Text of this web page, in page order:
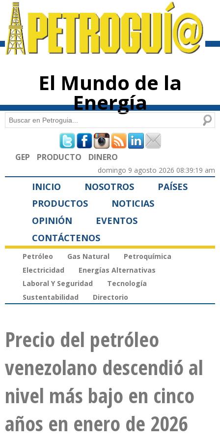
contenido
El Mundo de la
Energía
Formulario de búsqueda
Buscar
GEP PRODUCTO DINERO
domingo 9 agosto 2026 08:39:19 am
INICIO NOSOTROS
PAÍSES
PRODUCTOS
NOTICIAS
OPINIÓN
EVENTOS
CONTÁCTENOS
Petróleo Gas Natural
Petroquímica
Electricidad
Energías Alternativas
Laboral Y Seguridad
Tecnología
Sustentabilidad
Directorio
Precio del petróleo
venezolano descendió al
nivel más bajo en cinco
años en enero de 2026